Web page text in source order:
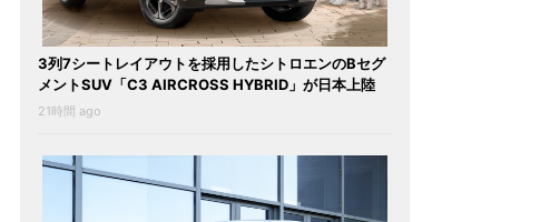
3列7シートレイアウトを採用したシトロエンのBセグ
メントSUV「C3 AIRCROSS HYBRID」が日本上陸
21時間 ago